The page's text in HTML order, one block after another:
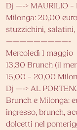
Dj —-> MAURILIO
Milonga: 20,00
stuzzichini, salatini,
—————————-
Mercoledì 1 maggio
13,30 Brunch (il
15,00 – 20,00
Dj —-> AL
Brunch e Milonga:
ingresso, brunch,
dolcetti nel